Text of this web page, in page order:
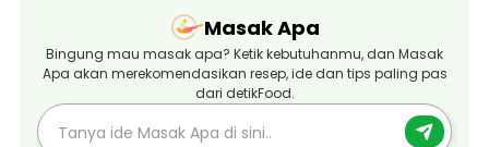
Masak Apa
Bingung mau masak apa? Ketik kebutuhanmu, dan Masak
Apa akan merekomendasikan resep, ide dan tips paling pas
dari detikFood.